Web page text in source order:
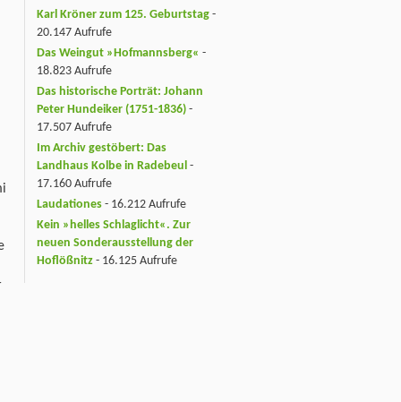
Karl Kröner zum 125. Geburtstag -
20.147 Aufrufe
Das Weingut »Hofmannsberg« -
18.823 Aufrufe
Das historische Porträt: Johann
Peter Hundeiker (1751-1836) -
17.507 Aufrufe
Im Archiv gestöbert: Das
Landhaus Kolbe in Radebeul -
17.160 Aufrufe
Laudationes - 16.212 Aufrufe
Kein »helles Schlaglicht«. Zur
neuen Sonderausstellung der
Hoflößnitz - 16.125 Aufrufe